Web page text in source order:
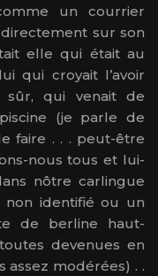
un courrier
sur son
elle qui était au
qui croyait l’avoir
sûr, qui venait de
(je parle de
faire . . . peut-être
nous tous et lui-
nôtre carlingue
non identifié ou un
de berline haut-
devenues en
assez modérées) . .